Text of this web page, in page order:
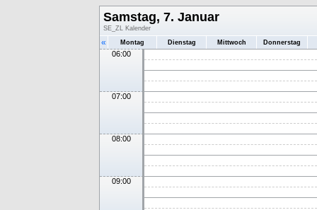
Samstag, 7. Januar
SE_ZL Kalender
« Montag Dienstag Mittwoch Donnerstag
06:00
07:00
08:00
09:00